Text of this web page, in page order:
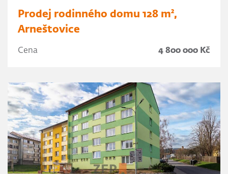
Prodej rodinného domu 128 m²,
Arneštovice
Cena 4 800 000 Kč